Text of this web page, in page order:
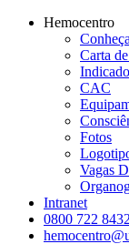
Conteúdo principal
Hemocentro
Carta
CAC
Fotos
Vagas
Intranet
0800 722 8432